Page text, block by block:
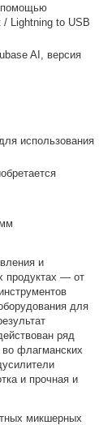
помощью
/ Lightning to USB
AI, версия
использования
и
продуктах — от
для
ряд
во флагманских
и прочная и
микшерных